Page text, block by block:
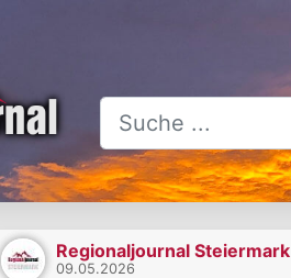
Regionaljournal Steiermark
09.05.2026